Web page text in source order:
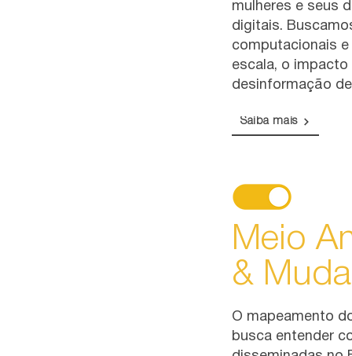
mulheres e seus
digitais.
computacionais
escala, o
desinformação
Saiba mais
Meio
&
O mapeamento
busca entender